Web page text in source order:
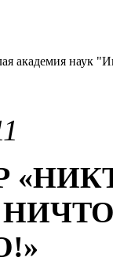
академия наук